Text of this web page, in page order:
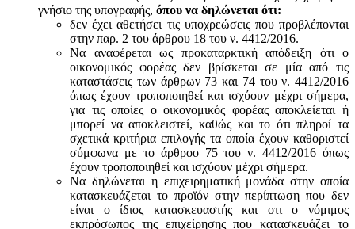
γνήσιο της υπογραφής, όπου να δηλώνεται ότι:
δεν έχει αθετήσει τις υποχρεώσεις που προβλέπονται
στην παρ. 2 του άρθρου 18 του ν. 4412/2016.
Να αναφέρεται ως προκαταρκτική απόδειξη ότι ο
οικονομικός φορέας δεν βρίσκεται σε μία από τις
καταστάσεις των άρθρων 73 και 74 του ν. 4412/2016
όπως έχουν τροποποιηθεί και ισχύουν μέχρι σήμερα,
για τις οποίες ο οικονομικός φορέας αποκλείεται ή
μπορεί να αποκλειστεί, καθώς και το ότι πληροί τα
σχετικά κριτήρια επιλογής τα οποία έχουν καθοριστεί
σύμφωνα με τo άρθροo 75 του ν. 4412/2016 όπως
έχουν τροποποιηθεί και ισχύουν μέχρι σήμερα.
Να δηλώνεται η επιχειρηματική μονάδα στην οποία
κατασκευάζεται το προϊόν στην περίπτωση που δεν
είναι ο ίδιος κατασκευαστής και oτι ο νόμιμος
εκπρόσωπος της επιχείρησης που κατασκευάζει το